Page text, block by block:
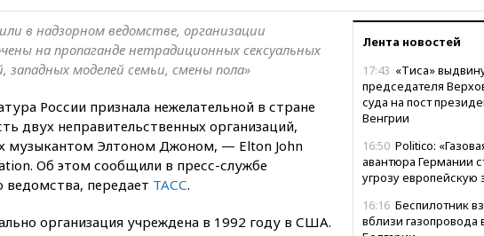
Лента новостей
17:43 «Тиса»
председателя
суда на пост
Венгрии
16:50 Politico:
авантюра Германии
угрозу европейскую
16:16 Беспилотник
вблизи газопровода
в надзорном ведомстве, организации
на пропаганде нетрадиционных сексуальных
моделей семьи, смены пола»
России признала нежелательной в стране
двух неправительственных организаций,
музыкантом Элтоном Джоном, — Elton John
Об этом сообщили в пресс-службе
ведомства, передает ТАСС.
организация учреждена в 1992 году в США.